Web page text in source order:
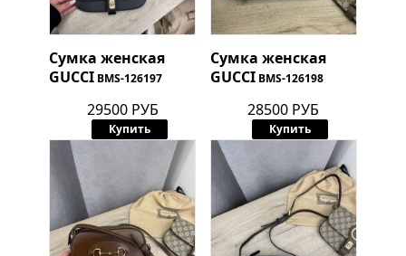
Сумка женская
GUCCI BMS-126197
29500 РУБ
Купить
Сумка женская
GUCCI BMS-126198
28500 РУБ
Купить